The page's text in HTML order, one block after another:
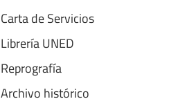
Carta de Servicios
Librería UNED
Reprografía
Archivo histórico